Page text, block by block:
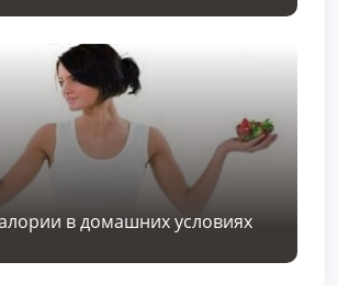
в домашних условиях